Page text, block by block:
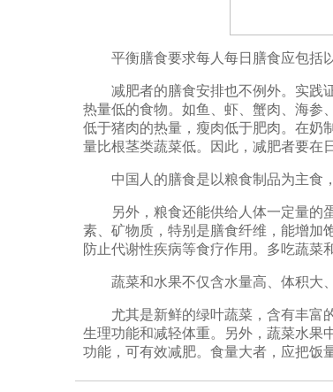
平衡膳食要求每人每日膳食应包括以
减肥者的膳食安排也不例外。实践证
热量低的食物。如鱼、虾、蟹肉、海参
低于猪肉的热量，瘦肉低于肥肉。在奶
量比根茎类蔬菜低。因此，减肥者要在
中国人的膳食是以粮食制品为主食，
另外，粮食还能供给人体一定量的蛋
素、矿物质，特别是膳食纤维，能增加
防止代谢性疾病等食疗作用。多吃蔬菜
蔬菜和水果不仅含水量高、体积大、
尤其是新鲜的绿叶蔬菜，含有丰富的
生理功能和减轻体重。另外，蔬菜水果
功能，可有效减肥。食量大者，应把饭